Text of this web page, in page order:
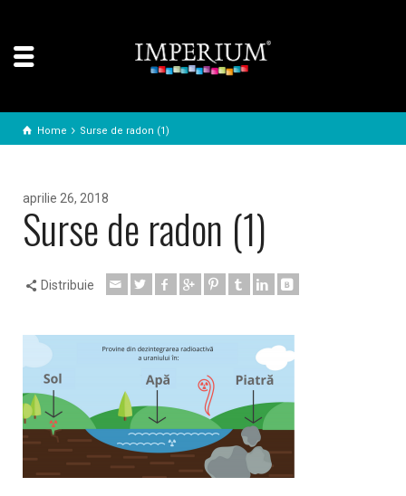
Home Surse de radon (1)
aprilie 26, 2018
Surse de radon (1)
Distribuie